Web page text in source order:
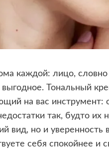
каждой: лицо, словно
Тональный
на вас
так, будто их
вид, но и уверенность
себя спокойнее и